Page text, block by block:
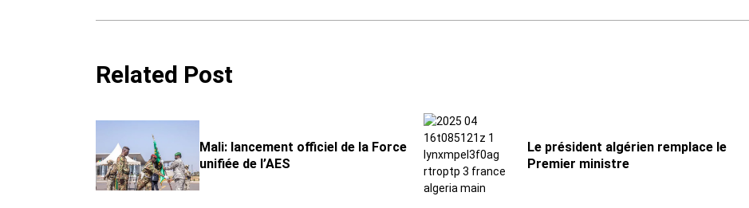
Related Post
Mali: lancement officiel de la Force
unifiée de l’AES
Le président algérien remplace le
Premier ministre